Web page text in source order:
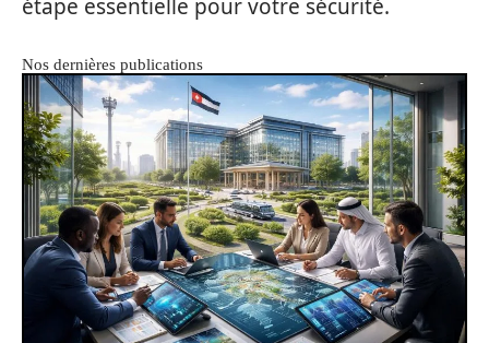
étape essentielle pour votre sécurité.
Nos dernières publications